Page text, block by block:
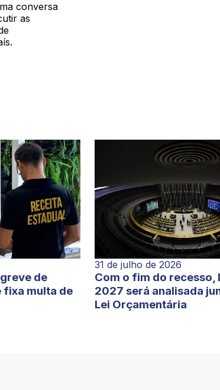
conversa
as
de
multa de
31 de julho de 2026
Com o fim do recesso,
2027 será analisada
Lei Orçamentária